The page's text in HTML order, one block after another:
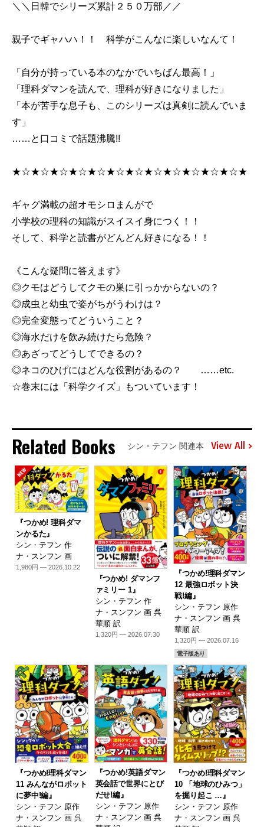
＼＼日韓でシリーズ累計２５０万部／／
親子でギャハハ！！ 科学がこんなに楽しいなんて！
「自分が持っている本のなかでいちばん最高！」
「理科ダマンを読んで、理科が好きになりました」
「本が苦手な息子も、このシリーズは真剣に読んでいま
す」
……と口コミで話題沸騰!!
★☆★☆★☆★☆★☆★☆★☆★☆★☆★☆★☆★☆★
ギャグ満載の超オモシロまんがで
小学校の理科の知識がスイスイ身につく！！
そして、科学と読書がどんどん好きになる！！
《こんな疑問に答えます》
◎クモはどうしてクモの巣に引っかからないの？
◎成虫と幼虫で姿がちがうわけは？
◎完全変態ってどういうこと？
◎海水だけを飲み続けたら危険？
◎あざってどうしてできるの？
◎ネコのひげにはどんな役割があるの？ ……etc.
☆巻末には「科学クイズ」もついています！
Related Books シン・テフン 関連本 View All
『つかめ! 理科ダマ
ンかるた』
シン・テフン 作
ナ・スンフン 画
1,980円 — 2026.10.22
『つかめ! ダマンフ
ァミリー 1』
シン・テフン 作
ナ・スンフン 画 呉
華順 訳
1,320円 — 2026.07.30
『つかめ!理科ダマン
12 最強ロボット決
戦!編』
シン・テフン 原作
ナ・スンフン 画 呉
華順 訳
1,320円 — 2026.07.16
電子版あり
『つかめ!理科ダマン
11 みんながロボット
に夢中!編』
シン・テフン 原作
ナ・スンフン 画 呉
『つかめ!英語ダマン
英会話で世界にとび
だせ!編』
シン・テフン 原作
ナ・スンフン 画 呉
『つかめ!理科ダマン
10 「地球のひみつ」
を掘り起こ …』
シン・テフン 原作
ナ・スンフン 画 呉